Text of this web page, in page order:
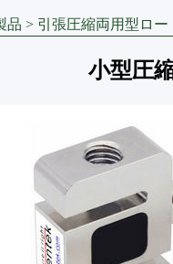
品 > 引張圧縮両用型ロー
小型圧